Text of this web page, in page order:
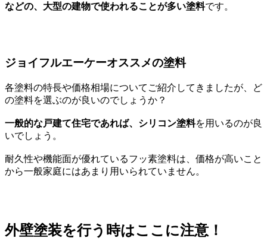
などの、大型の建物で使われることが多い塗料です。
ジョイフルエーケーオススメの塗料
各塗料の特長や価格相場についてご紹介してきましたが、ど
の塗料を選ぶのが良いのでしょうか？
一般的な戸建て住宅であれば、シリコン塗料を用いるのが良
いでしょう。
耐久性や機能面が優れているフッ素塗料は、価格が高いこと
から一般家庭にはあまり用いられていません。
外壁塗装を行う時はここに注意！